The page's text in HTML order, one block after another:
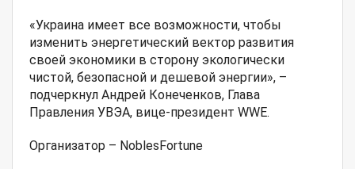
«Украина имеет все возможности, чтобы
изменить энергетический вектор развития
своей экономики в сторону экологически
чистой, безопасной и дешевой энергии», –
подчеркнул Андрей Конеченков, Глава
Правления УВЭА, вице-президент WWE.
Организатор – NoblesFortune